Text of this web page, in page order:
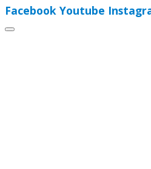
Facebook Youtube